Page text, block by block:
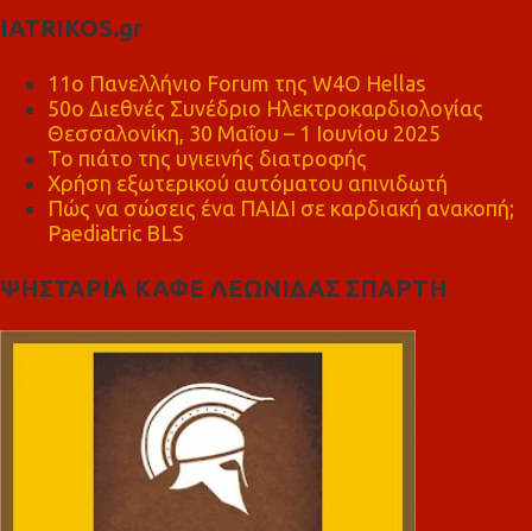
IATRIKOS.gr
11ο Πανελλήνιο Forum της W4O Hellas
50ο Διεθνές Συνέδριο Ηλεκτροκαρδιολογίας
Θεσσαλονίκη, 30 Μαΐου – 1 Ιουνίου 2025
Το πιάτο της υγιεινής διατροφής
Χρήση εξωτερικού αυτόματου απινιδωτή
Πώς να σώσεις ένα ΠΑΙΔΙ σε καρδιακή ανακοπή;
Paediatric BLS
ΨΗΣΤΑΡΙΑ ΚΑΦΕ ΛΕΩΝΙΔΑΣ ΣΠΑΡΤΗ